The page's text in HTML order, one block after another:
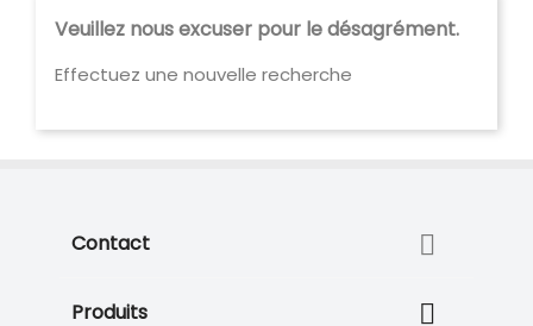
Veuillez nous excuser pour le désagrément.
Effectuez une nouvelle recherche
Contact 
Produits 